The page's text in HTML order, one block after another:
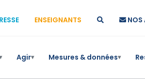
ENSEIGNANTS NOS
Agir▾ Mesures & données▾